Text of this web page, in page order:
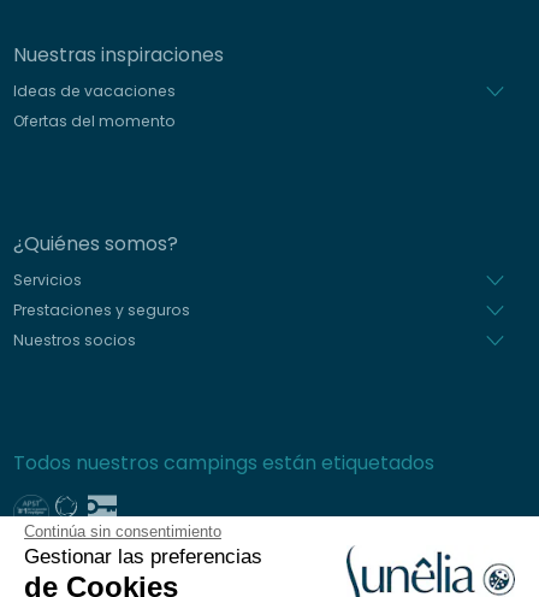
Continúa sin consentimiento
Gestionar las preferencias
de Cookies
Nuestras inspiraciones
Ideas de vacaciones
Ofertas del momento
¿Quiénes somos?
Servicios
Prestaciones y seguros
Nuestros socios
Todos nuestros campings están etiquetados
Pago seguro